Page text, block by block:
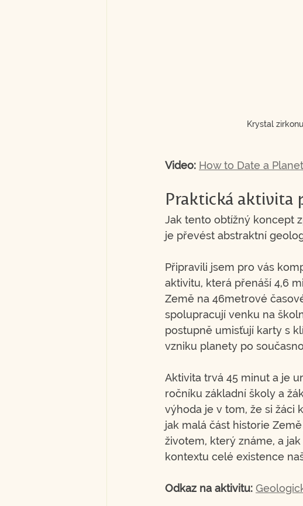
Krystal
Video: How to Date a Planet
Praktická aktivita
Jak tento obtížný koncept
je převést abstraktní
Připravili jsem pro vás
aktivitu, která přenáší 4,6
Země na 46metrové
spolupracují venku na
postupně umisťují karty s
vzniku planety po
Aktivita trvá 45 minut a je
ročníku základní školy a
výhoda je v tom, že si žáci
jak malá část historie
životem, který známe, a
kontextu celé existence
Odkaz na aktivitu: